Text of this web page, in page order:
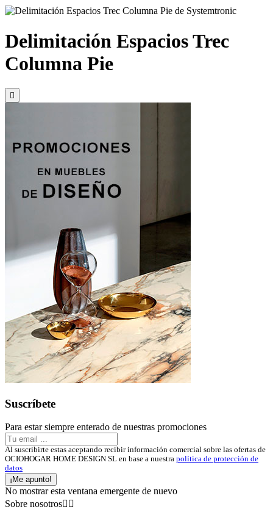
Delimitación Espacios Trec
Columna Pie

Suscríbete
Para estar siempre enterado de nuestras promociones
Al suscribirte estas aceptando recibir información comercial sobre las ofertas de
OCIOHOGAR HOME DESIGN SL en base a nuestra política de protección de
datos
¡Me apunto!
No mostrar esta ventana emergente de nuevo
Sobre nosotros 